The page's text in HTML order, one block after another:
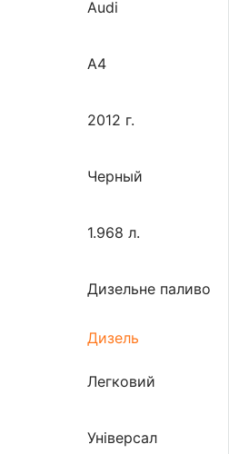
Audi
A4
2012 г.
Черный
1.968 л.
Дизельне паливо
Дизель
Легковий
Універсал